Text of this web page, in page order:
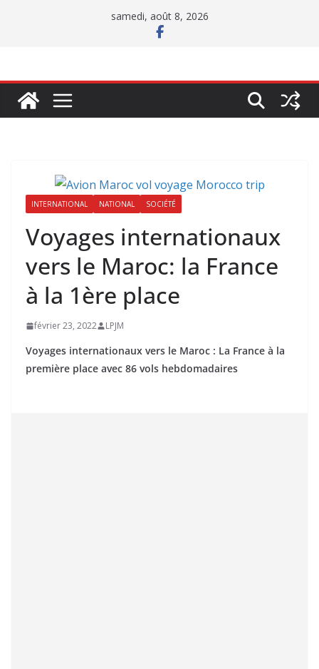
samedi, août 8, 2026
INTERNATIONAL NATIONAL SOCIÉTÉ
Voyages internationaux
vers le Maroc: la France
à la 1ère place
février 23, 2022 LPJM
Voyages internationaux vers le Maroc : La France à la
première place avec 86 vols hebdomadaires